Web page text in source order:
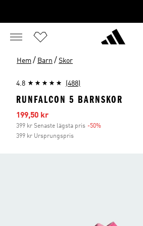
Hem / Barn / Skor
4.8 (488)
RUNFALCON 5 BARNSKOR
Reapris
199,50 kr
399 kr Senaste lägsta pris -50%
399 kr Ursprungspris